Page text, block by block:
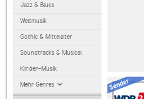
Jazz & Blues
Weltmusik
Gothic & Mittelalter
Soundtracks & Musical
Kinder-Musik
Mehr Genres